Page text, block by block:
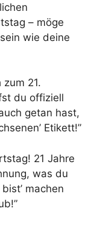
– möge
wie deine
zum 21.
du offiziell
getan hast,
Etikett!”
21 Jahre
was du
machen